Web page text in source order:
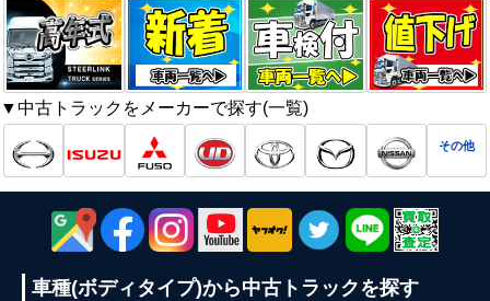
▼中古トラックをメーカーで探す(一覧)
その他
車種(ボディタイプ)から中古トラックを探す